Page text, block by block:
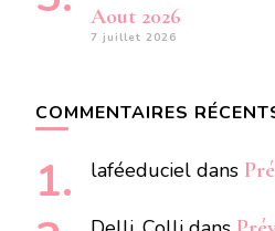
Aout 2026
7 juillet 2026
COMMENTAIRES
laféeduciel dans